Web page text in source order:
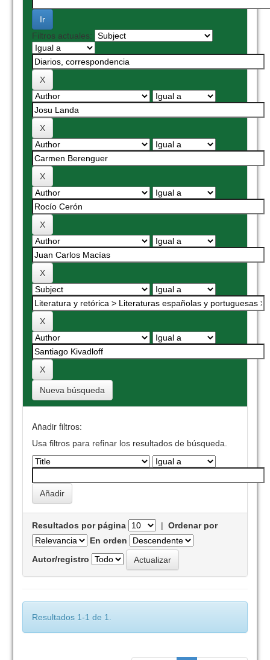
Filtros actuales:
Nueva búsqueda
Añadir filtros:
Usa filtros para refinar los resultados de búsqueda.
Resultados por página |Ordenar por
En orden
Autor/registro
Resultados 1-1 de 1.